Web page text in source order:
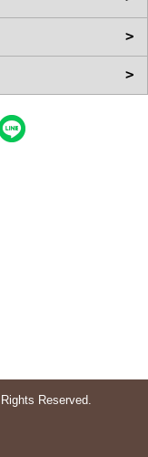
Reserved.